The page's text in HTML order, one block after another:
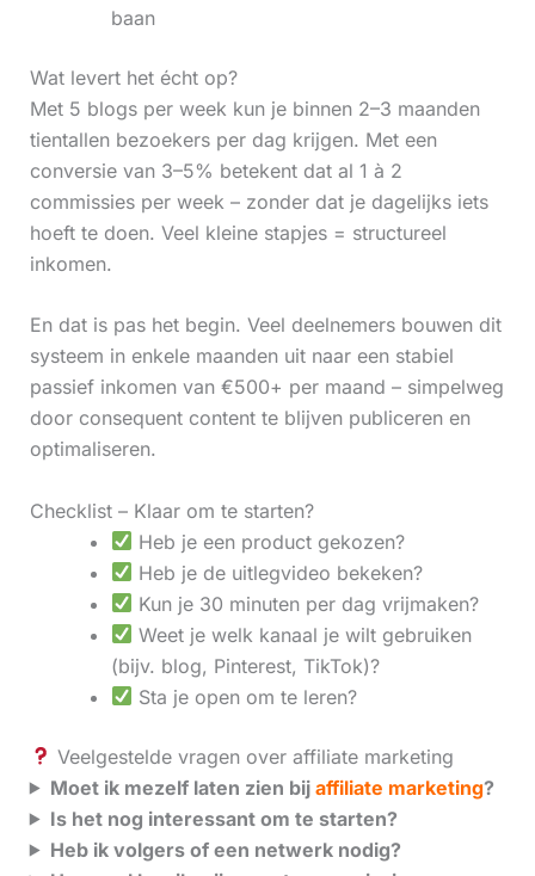
baan
Wat levert het écht op?
Met 5 blogs per week kun je binnen 2–3 maanden
tientallen bezoekers per dag krijgen. Met een
conversie van 3–5% betekent dat al 1 à 2
commissies per week – zonder dat je dagelijks iets
hoeft te doen. Veel kleine stapjes = structureel
inkomen.
En dat is pas het begin. Veel deelnemers bouwen dit
systeem in enkele maanden uit naar een stabiel
passief inkomen van €500+ per maand – simpelweg
door consequent content te blijven publiceren en
optimaliseren.
Checklist – Klaar om te starten?
Heb je een product gekozen?
Heb je de uitlegvideo bekeken?
Kun je 30 minuten per dag vrijmaken?
Weet je welk kanaal je wilt gebruiken
(bijv. blog, Pinterest, TikTok)?
Sta je open om te leren?
Veelgestelde vragen over affiliate marketing
Moet ik mezelf laten zien bij affiliate marketing?
Is het nog interessant om te starten?
Heb ik volgers of een netwerk nodig?